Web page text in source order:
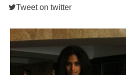
Tweet on twitter